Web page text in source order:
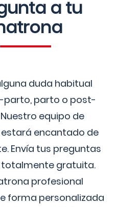
a tu
duda habitual
parto, parto o post-
equipo de
encantado de
Envía tus preguntas
gratuita.
profesional
forma personalizada